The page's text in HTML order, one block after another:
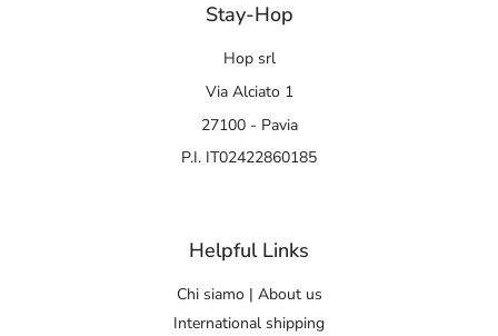
Stay-Hop
Hop srl
Via Alciato 1
27100 - Pavia
P.I. IT02422860185
Helpful Links
Chi siamo | About us
International shipping